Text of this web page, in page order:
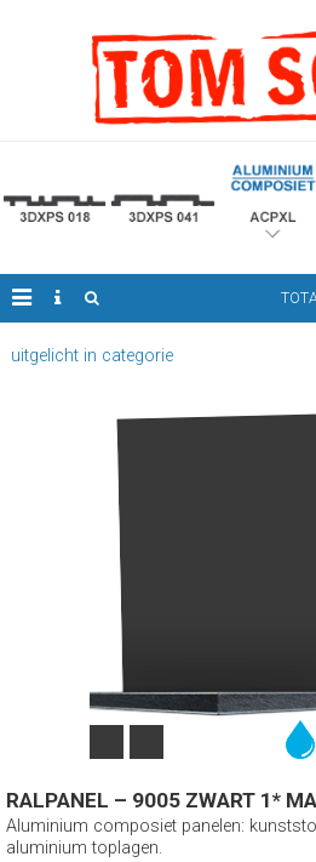
uitgelicht in categorie
RALPANEL – 9005 ZWART 1*
Aluminium composiet panelen:
aluminium toplagen.